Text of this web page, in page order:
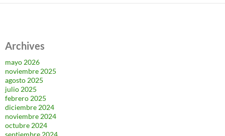
Archives
mayo 2026
noviembre 2025
agosto 2025
julio 2025
febrero 2025
diciembre 2024
noviembre 2024
octubre 2024
septiembre 2024